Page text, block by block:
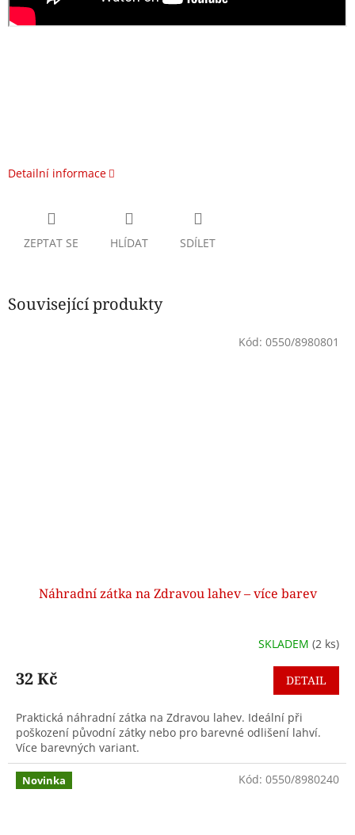
Detailní informace
ZEPTAT SE HLÍDAT SDÍLET
Související produkty
Náhradní zátka na Zdravou lahev – více barev
SKLADEM (2 ks)
32 Kč DETAIL
Praktická náhradní zátka na Zdravou lahev. Ideální při
poškození původní zátky nebo pro barevné odlišení lahví.
Více barevných variant.
Kód: 0550/8980801
Novinka Kód: 0550/8980240